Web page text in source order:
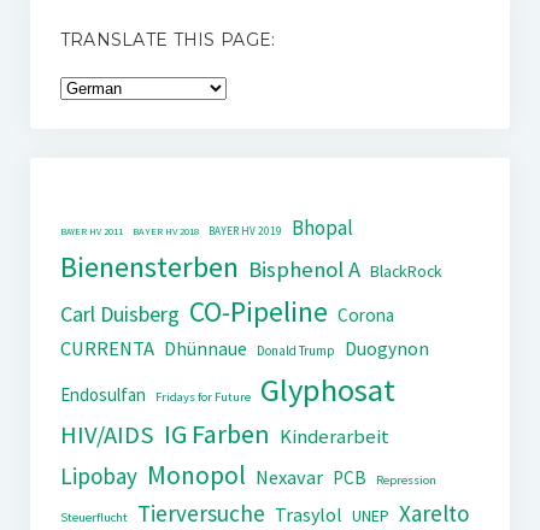
TRANSLATE THIS PAGE:
BAYER HV 2011 BAYER HV 2018 BAYER HV 2019 Bhopal
Bienensterben Bisphenol A BlackRock
Carl Duisberg CO-Pipeline Corona
CURRENTA Dhünnaue Donald Trump
Duogynon
Endosulfan
Fridays for Future Glyphosat
HIV/AIDS IG Farben Kinderarbeit
Lipobay Monopol Nexavar PCB Repression
Steuerflucht Tierversuche Trasylol UNEP Xarelto